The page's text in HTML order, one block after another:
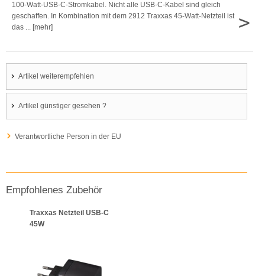
100-Watt-USB-C-Stromkabel. Nicht alle USB-C-Kabel sind gleich
geschaffen. In Kombination mit dem 2912 Traxxas 45-Watt-Netzteil ist
das ... [mehr]
>
Artikel weiterempfehlen
Artikel günstiger gesehen ?
Verantwortliche Person in der EU
Empfohlenes Zubehör
Traxxas Netzteil USB-C
45W